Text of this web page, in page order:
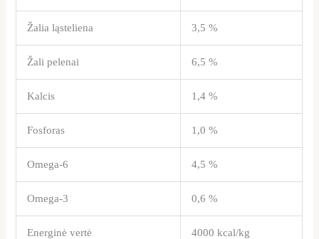
Žalia ląsteliena 3,5 %
Žali pelenai 6,5 %
Kalcis 1,4 %
Fosforas 1,0 %
Omega-6 4,5 %
Omega-3 0,6 %
Energinė vertė 4000 kcal/kg